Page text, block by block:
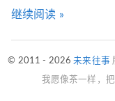
继续阅读 »
© 2011 - 2026未来往事
我愿像茶一样，